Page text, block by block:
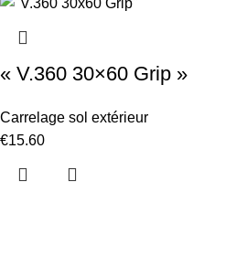
« V.360 30×60 Grip »
Carrelage sol extérieur
€15.60